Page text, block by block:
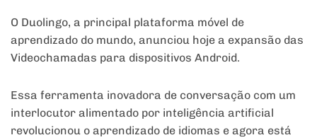
O Duolingo, a principal plataforma móvel de
aprendizado do mundo, anunciou hoje a expansão das
Videochamadas para dispositivos Android.
Essa ferramenta inovadora de conversação com um
interlocutor alimentado por inteligência artificial
revolucionou o aprendizado de idiomas e agora está